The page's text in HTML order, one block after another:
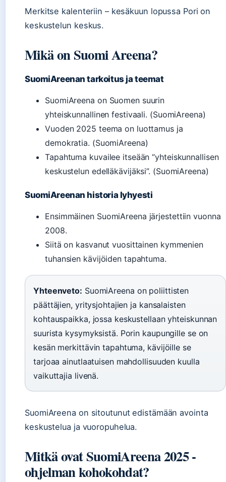
Merkitse kalenteriin – kesäkuun lopussa Pori on
keskustelun keskus.
Mikä on Suomi Areena?
SuomiAreenan tarkoitus ja teemat
SuomiAreena on Suomen suurin
yhteiskunnallinen festivaali. (SuomiAreena)
Vuoden 2025 teema on luottamus ja
demokratia. (SuomiAreena)
Tapahtuma kuvailee itseään “yhteiskunnallisen
keskustelun edelläkävijäksi”. (SuomiAreena)
SuomiAreenan historia lyhyesti
Ensimmäinen SuomiAreena järjestettiin vuonna
2008.
Siitä on kasvanut vuosittainen kymmenien
tuhansien kävijöiden tapahtuma.
Yhteenveto: SuomiAreena on poliittisten
päättäjien, yritysjohtajien ja kansalaisten
kohtauspaikka, jossa keskustellaan yhteiskunnan
suurista kysymyksistä. Porin kaupungille se on
kesän merkittävin tapahtuma, kävijöille se
tarjoaa ainutlaatuisen mahdollisuuden kuulla
vaikuttajia livenä.
SuomiAreena on sitoutunut edistämään avointa
keskustelua ja vuoropuhelua.
Mitkä ovat SuomiAreena 2025 -
ohjelman kohokohdat?